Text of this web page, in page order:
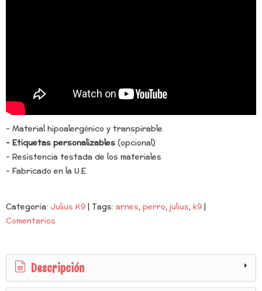
- Material hipoalergénico y transpirable.
- Etiquetas personalizables(opcional)
- Resistencia testada de los materiales
- Fabricado en la U.E.
Categoría: Julius K9| Tags: arnes perro julius k9|
Comentarios
Descripción